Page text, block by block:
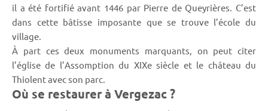
il a été fortifié avant 1446 par Pierre de Queyrières. C’est
dans cette bâtisse imposante que se trouve l’école du
village.
À part ces deux monuments marquants, on peut citer
l’église de l’Assomption du XIXe siècle et le château du
Thiolent avec son parc.
Où se restaurer à Vergezac ?